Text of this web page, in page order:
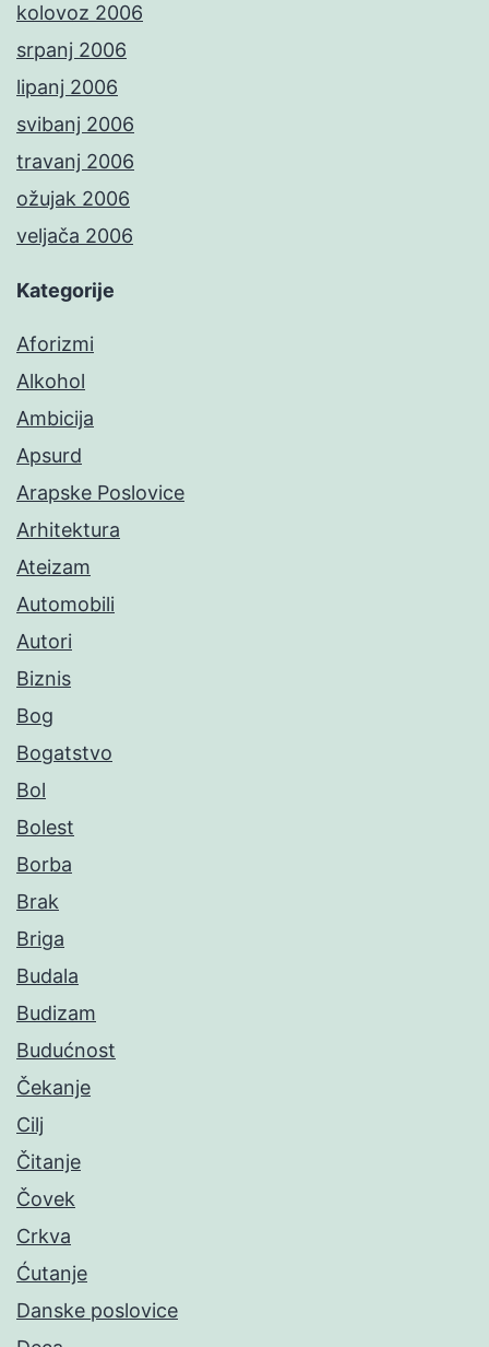
kolovoz 2006
srpanj 2006
lipanj 2006
svibanj 2006
travanj 2006
ožujak 2006
veljača 2006
Kategorije
Aforizmi
Alkohol
Ambicija
Apsurd
Arapske Poslovice
Arhitektura
Ateizam
Automobili
Autori
Biznis
Bog
Bogatstvo
Bol
Bolest
Borba
Brak
Briga
Budala
Budizam
Budućnost
Čekanje
Cilj
Čitanje
Čovek
Crkva
Ćutanje
Danske poslovice